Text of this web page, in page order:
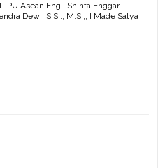
IPU Asean Eng.; Shinta Enggar
Dewi, S.Si., M.Si,; I Made Satya